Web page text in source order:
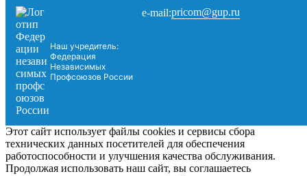
Наш учредитель:
Федерация
Независимых
Профсоюзов России
e-mail:pricom@gup.ru
Этот сайт использует файлы cookies и сервисы сбора
технических данных посетителей для обеспечения
работоспособности и улучшения качества обслуживания.
Продолжая использовать наш сайт, вы соглашаетесь